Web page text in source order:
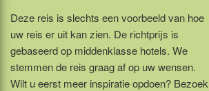
Deze reis is slechts een voorbeeld van hoe
uw reis er uit kan zien. De richtprijs is
gebaseerd op middenklasse hotels. We
stemmen de reis graag af op uw wensen.
Wilt u eerst meer inspiratie opdoen? Bezoek